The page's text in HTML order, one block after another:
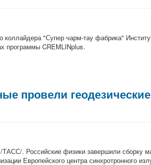
коллайдера "Супер чарм-тау фабрика"
программы CREMLINplus.
провели
. Российские физики завершили сборку
Европейского центра синхротронного